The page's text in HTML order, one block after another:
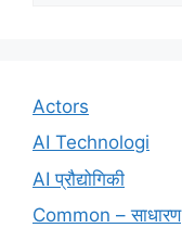
Actors
AI Technologi
AI प्रौद्योगिकी
Common – साधारण